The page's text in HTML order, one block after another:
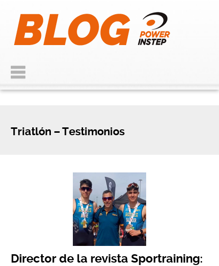
Triatlón – Testimonios
Director de la revista Sportraining: